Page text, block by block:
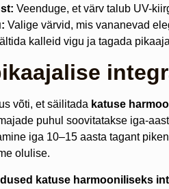
Veenduge, et värv talub UV-
Valige värvid, mis vananevad
kalleid vigu ja tagada
võti, et säilitada katuse
puhul soovitatakse iga-
iga 10–15 aasta tagant
olulise.
katuse harmooniliseks